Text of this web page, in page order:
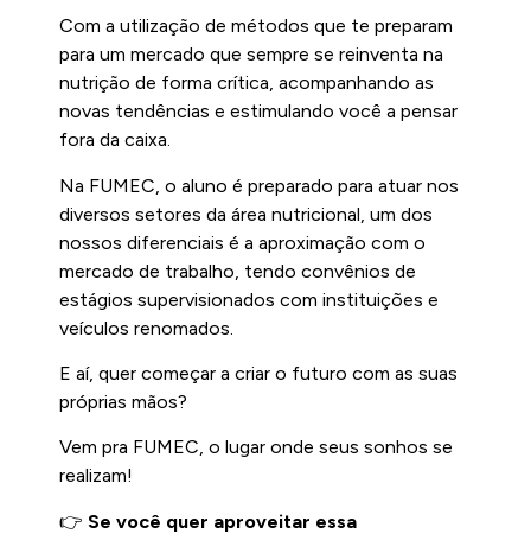
Com a utilização de métodos que te preparam
para um mercado que sempre se reinventa na
nutrição de forma crítica, acompanhando as
novas tendências e estimulando você a pensar
fora da caixa.
Na FUMEC, o aluno é preparado para atuar nos
diversos setores da área nutricional, um dos
nossos diferenciais é a aproximação com o
mercado de trabalho, tendo convênios de
estágios supervisionados com instituições e
veículos renomados.
E aí, quer começar a criar o futuro com as suas
próprias mãos?
Vem pra FUMEC, o lugar onde seus sonhos se
realizam!
👉 Se você quer aproveitar essa